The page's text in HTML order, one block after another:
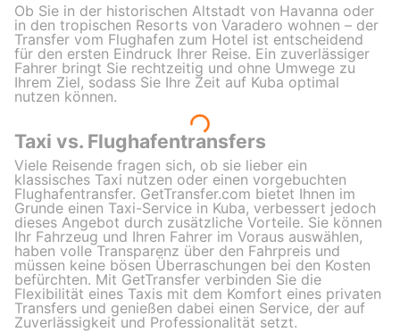
Ob Sie in der historischen Altstadt von Havanna oder
in den tropischen Resorts von Varadero wohnen – der
Transfer vom Flughafen zum Hotel ist entscheidend
für den ersten Eindruck Ihrer Reise. Ein zuverlässiger
Fahrer bringt Sie rechtzeitig und ohne Umwege zu
Ihrem Ziel, sodass Sie Ihre Zeit auf Kuba optimal
nutzen können.
Taxi vs. Flughafentransfers
Viele Reisende fragen sich, ob sie lieber ein
klassisches Taxi nutzen oder einen vorgebuchten
Flughafentransfer. GetTransfer.com bietet Ihnen im
Grunde einen Taxi-Service in Kuba, verbessert jedoch
dieses Angebot durch zusätzliche Vorteile. Sie können
Ihr Fahrzeug und Ihren Fahrer im Voraus auswählen,
haben volle Transparenz über den Fahrpreis und
müssen keine bösen Überraschungen bei den Kosten
befürchten. Mit GetTransfer verbinden Sie die
Flexibilität eines Taxis mit dem Komfort eines privaten
Transfers und genießen dabei einen Service, der auf
Zuverlässigkeit und Professionalität setzt.